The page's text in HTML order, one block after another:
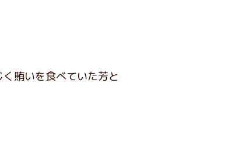
賄いを食べていた芳と